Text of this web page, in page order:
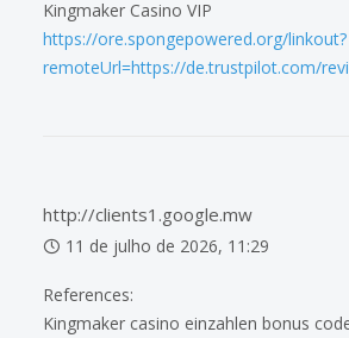
Kingmaker Casino VIP
https://ore.spongepowered.org/linkout?
remoteUrl=https://de.trustpilot.com/
http://clients1.google.mw
11 de julho de 2026, 11:29
References:
Kingmaker casino einzahlen bonus